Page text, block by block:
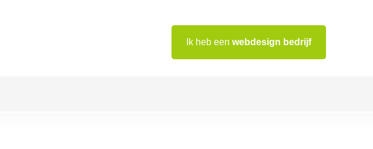
Ik heb een webdesign bedrijf